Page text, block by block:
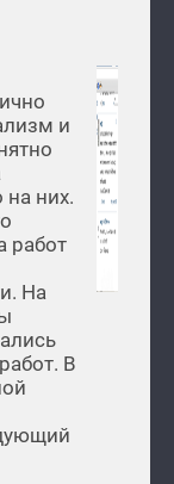
и
них.
работ
На
В